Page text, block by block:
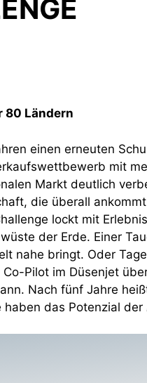
80 Ländern
einen erneuten
mit
Markt deutlich
die überall
lockt mit
der Erde. Einer
nahe bringt. Oder
Pilot im Düsenjet
Nach fünf Jahre
haben das Potenzial der